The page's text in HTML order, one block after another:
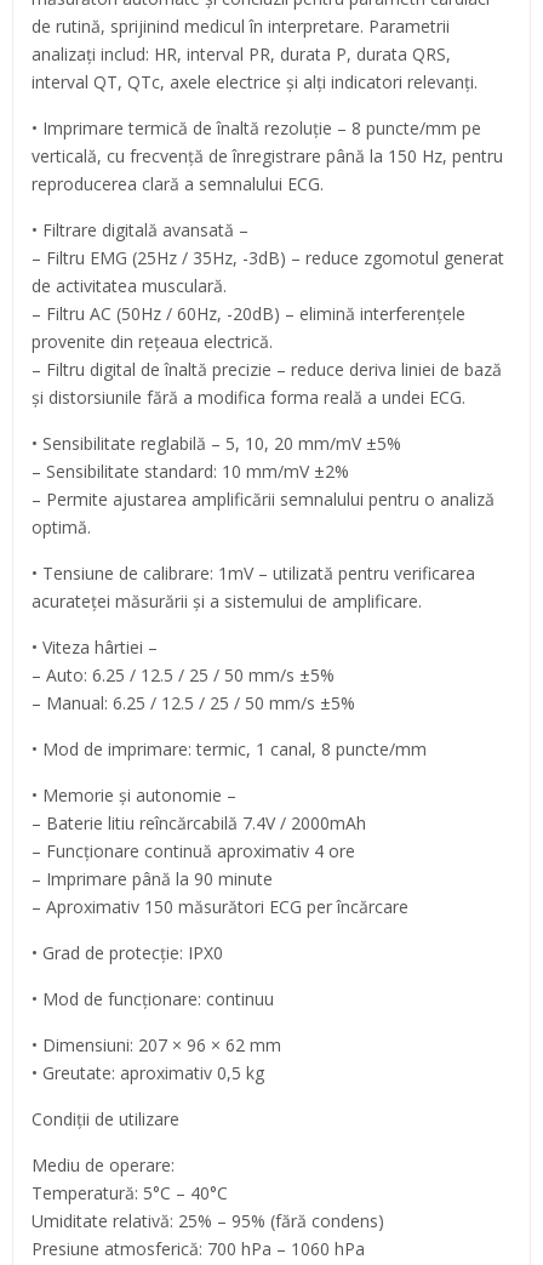
de rutină, sprijinind medicul în interpretare. Parametrii
analizați includ: HR, interval PR, durata P, durata QRS,
interval QT, QTc, axele electrice și alți indicatori relevanți.
• Imprimare termică de înaltă rezoluție – 8 puncte/mm pe
verticală, cu frecvență de înregistrare până la 150 Hz, pentru
reproducerea clară a semnalului ECG.
• Filtrare digitală avansată –
– Filtru EMG (25Hz / 35Hz, -3dB) – reduce zgomotul generat
de activitatea musculară.
– Filtru AC (50Hz / 60Hz, -20dB) – elimină interferențele
provenite din rețeaua electrică.
– Filtru digital de înaltă precizie – reduce deriva liniei de bază
și distorsiunile fără a modifica forma reală a undei ECG.
• Sensibilitate reglabilă – 5, 10, 20 mm/mV ±5%
– Sensibilitate standard: 10 mm/mV ±2%
– Permite ajustarea amplificării semnalului pentru o analiză
optimă.
• Tensiune de calibrare: 1mV – utilizată pentru verificarea
acurateței măsurării și a sistemului de amplificare.
• Viteza hârtiei –
– Auto: 6.25 / 12.5 / 25 / 50 mm/s ±5%
– Manual: 6.25 / 12.5 / 25 / 50 mm/s ±5%
• Mod de imprimare: termic, 1 canal, 8 puncte/mm
• Memorie și autonomie –
– Baterie litiu reîncărcabilă 7.4V / 2000mAh
– Funcționare continuă aproximativ 4 ore
– Imprimare până la 90 minute
– Aproximativ 150 măsurători ECG per încărcare
• Grad de protecție: IPX0
• Mod de funcționare: continuu
• Dimensiuni: 207 × 96 × 62 mm
• Greutate: aproximativ 0,5 kg
Condiții de utilizare
Mediu de operare:
Temperatură: 5°C – 40°C
Umiditate relativă: 25% – 95% (fără condens)
Presiune atmosferică: 700 hPa – 1060 hPa